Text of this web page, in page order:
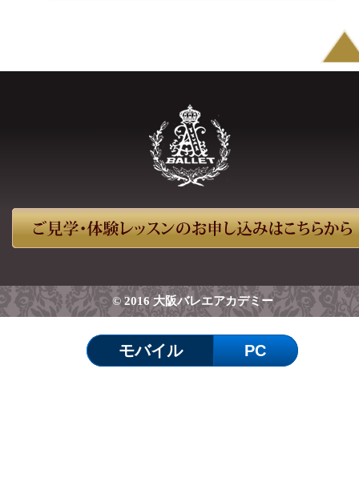
© 2016 大阪バレエアカデミー
モバイル PC